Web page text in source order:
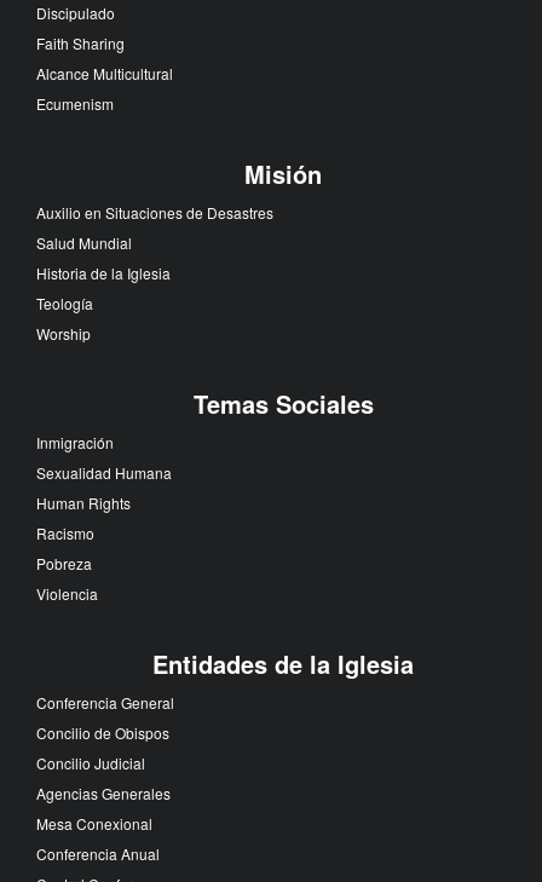
Discipulado
Faith Sharing
Alcance Multicultural
Ecumenism
Misión
Auxilio en Situaciones de Desastres
Salud Mundial
Historia de la Iglesia
Teología
Worship
Temas Sociales
Inmigración
Sexualidad Humana
Human Rights
Racismo
Pobreza
Violencia
Entidades de la Iglesia
Conferencia General
Concilio de Obispos
Concilio Judicial
Agencias Generales
Mesa Conexional
Conferencia Anual